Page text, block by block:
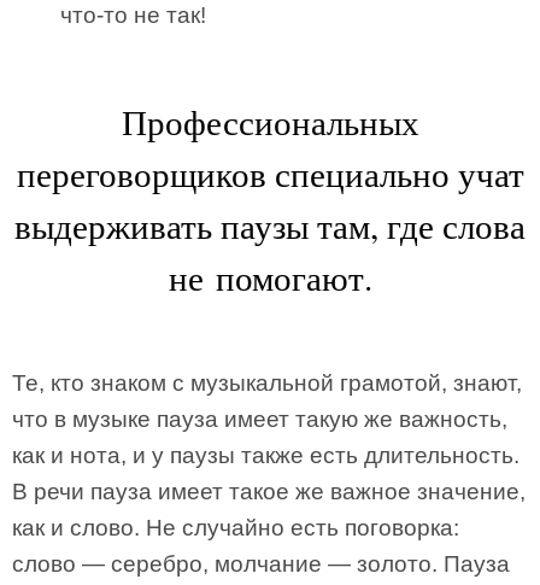
что-то не так!
Профессиональных
переговорщиков специально учат
выдерживать паузы там, где слова
не помогают.
Те, кто знаком с музыкальной грамотой, знают,
что в музыке пауза имеет такую же важность,
как и нота, и у паузы также есть длительность.
В речи пауза имеет такое же важное значение,
как и слово. Не случайно есть поговорка:
слово — серебро, молчание — золото. Пауза